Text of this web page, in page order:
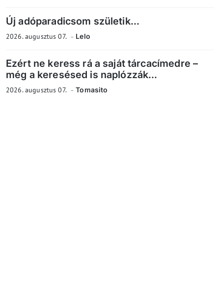
Új adóparadicsom születik...
2026. augusztus 07. Lelo
Ezért ne keress rá a saját tárcacímedre –
még a keresésed is naplózzák...
2026. augusztus 07. Tomasito